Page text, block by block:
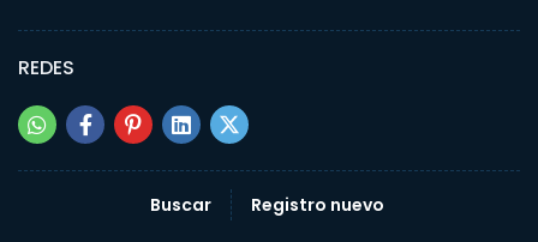
REDES
Buscar Registro nuevo